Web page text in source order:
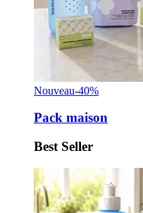
Nouveau-40%
Pack maison
Best Seller